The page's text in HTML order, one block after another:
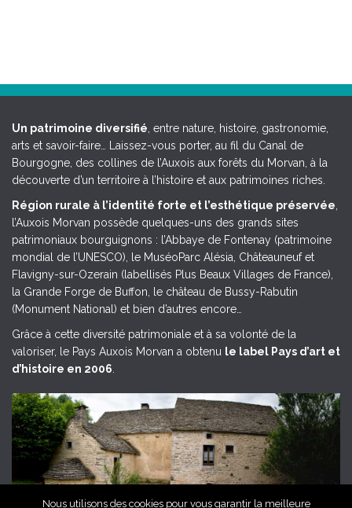
Un patrimoine diversifié, entre nature, histoire, gastronomie,
arts et savoir-faire… Laissez-vous porter, au fil du Canal de
Bourgogne, des collines de l’Auxois aux forêts du Morvan, à la
découverte d’un territoire à l’histoire et aux patrimoines riches.
Région rurale à l’identité forte et l’esthétique préservée,
l’Auxois Morvan possède quelques-uns des grands sites
patrimoniaux bourguignons : l’Abbaye de Fontenay (patrimoine
mondial de l’UNESCO), le MuséoParc Alésia, Châteauneuf et
Flavigny-sur-Ozerain (labellisés Plus Beaux Villages de France),
la Grande Forge de Buffon, le château de Bussy-Rabutin
(Monument National) et bien d’autres encore…
Grâce à cette diversité patrimoniale et à sa volonté de la
valoriser, le Pays Auxois Morvan a obtenu le label Pays d’art et
d’histoire en 2006.
Nous utilisons des cookies pour vous garantir la meilleure